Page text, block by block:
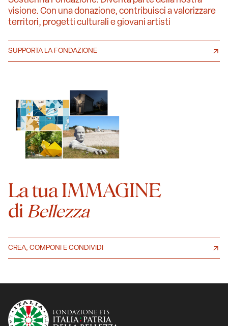
visione. Con una donazione, contribuisci a valorizzare
territori, progetti culturali e giovani artisti
SUPPORTA LA FONDAZIONE
La tua IMMAGINE
di Bellezza
CREA, COMPONI E CONDIVIDI